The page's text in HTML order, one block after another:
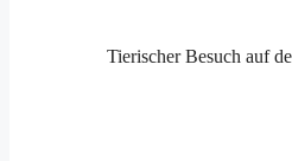
Tierischer Besuch auf